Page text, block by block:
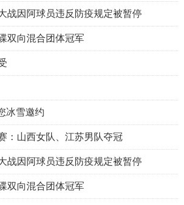
战因阿球员违反防疫规定被暂停
双向混合团体冠军
冰雪邀约
：山西女队、江苏男队夺冠
战因阿球员违反防疫规定被暂停
双向混合团体冠军